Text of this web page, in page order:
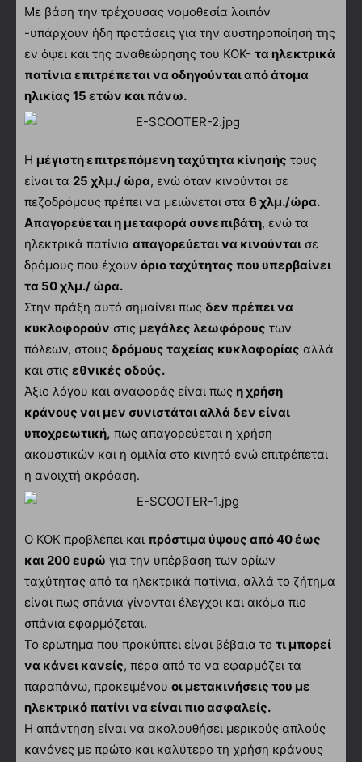
Με βάση την τρέχουσας νομοθεσία λοιπόν
-υπάρχουν ήδη προτάσεις για την αυστηροποίησή της
εν όψει και της αναθεώρησης του ΚΟΚ- τα ηλεκτρικά
πατίνια επιτρέπεται να οδηγούνται από άτομα
ηλικίας 15 ετών και πάνω.
Η μέγιστη επιτρεπόμενη ταχύτητα κίνησής τους
είναι τα 25 χλμ./ ώρα, ενώ όταν κινούνται σε
πεζοδρόμους πρέπει να μειώνεται στα 6 χλμ./ώρα.
Απαγορεύεται η μεταφορά συνεπιβάτη, ενώ τα
ηλεκτρικά πατίνια απαγορεύεται να κινούνται σε
δρόμους που έχουν όριο ταχύτητας που υπερβαίνει
τα 50 χλμ./ ώρα.
Στην πράξη αυτό σημαίνει πως δεν πρέπει να
κυκλοφορούν στις μεγάλες λεωφόρους των
πόλεων, στους δρόμους ταχείας κυκλοφορίας αλλά
και στις εθνικές οδούς.
Άξιο λόγου και αναφοράς είναι πως η χρήση
κράνους ναι μεν συνιστάται αλλά δεν είναι
υποχρεωτική, πως απαγορεύεται η χρήση
ακουστικών και η ομιλία στο κινητό ενώ επιτρέπεται
η ανοιχτή ακρόαση.
Ο ΚΟΚ προβλέπει και πρόστιμα ύψους από 40 έως
και 200 ευρώ για την υπέρβαση των ορίων
ταχύτητας από τα ηλεκτρικά πατίνια, αλλά το ζήτημα
είναι πως σπάνια γίνονται έλεγχοι και ακόμα πιο
σπάνια εφαρμόζεται.
Το ερώτημα που προκύπτει είναι βέβαια το τι μπορεί
να κάνει κανείς, πέρα από το να εφαρμόζει τα
παραπάνω, προκειμένου οι μετακινήσεις του με
ηλεκτρικό πατίνι να είναι πιο ασφαλείς.
Η απάντηση είναι να ακολουθήσει μερικούς απλούς
κανόνες με πρώτο και καλύτερο τη χρήση κράνους